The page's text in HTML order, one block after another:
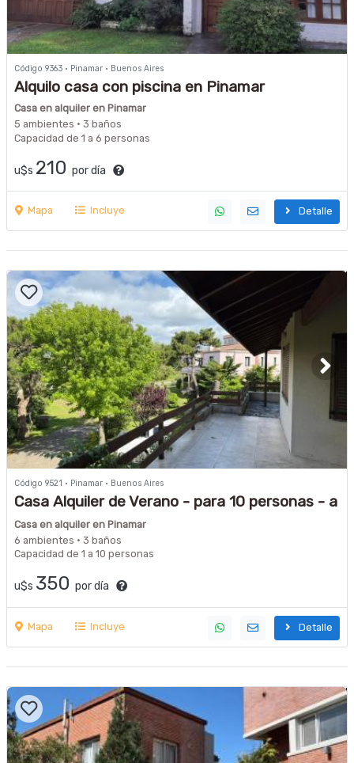
Código 9363 · Pinamar · Buenos Aires
Alquilo casa con piscina en Pinamar
Casa en alquiler en Pinamar
5 ambientes · 3 baños
Capacidad de 1 a 6 personas
u$s 210 por día
Mapa Incluye Detalle
Código 9521 · Pinamar · Buenos Aires
Casa Alquiler de Verano - para 10 personas - a
200 metros de la playa y 400 metros de
Buenge
Casa en alquiler en Pinamar
6 ambientes · 3 baños
Capacidad de 1 a 10 personas
u$s 350 por día
Mapa Incluye Detalle